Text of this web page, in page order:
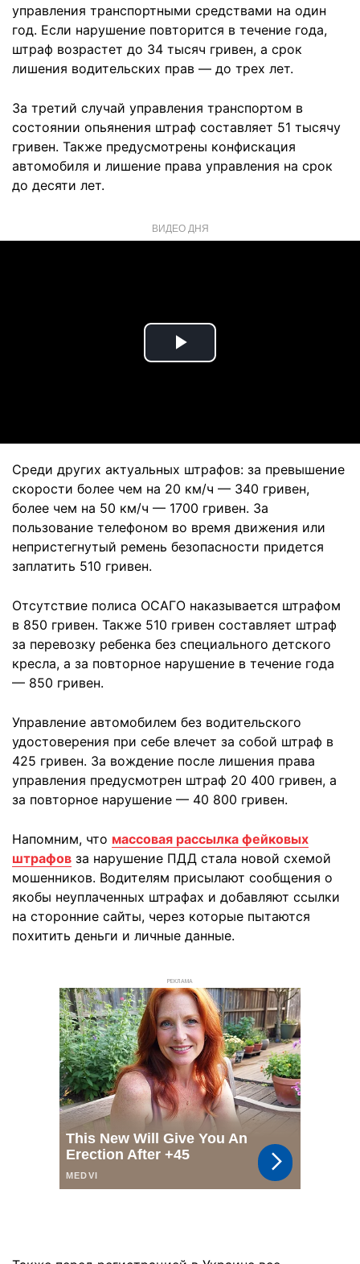
управления транспортными средствами на один
год. Если нарушение повторится в течение года,
штраф возрастет до 34 тысяч гривен, а срок
лишения водительских прав — до трех лет.
За третий случай управления транспортом в
состоянии опьянения штраф составляет 51 тысячу
гривен. Также предусмотрены конфискация
автомобиля и лишение права управления на срок
до десяти лет.
ВИДЕО ДНЯ
Play
Среди других актуальных штрафов: за превышение
скорости более чем на 20 км/ч — 340 гривен,
более чем на 50 км/ч — 1700 гривен. За
пользование телефоном во время движения или
непристегнутый ремень безопасности придется
заплатить 510 гривен.
Отсутствие полиса ОСАГО наказывается штрафом
в 850 гривен. Также 510 гривен составляет штраф
за перевозку ребенка без специального детского
кресла, а за повторное нарушение в течение года
— 850 гривен.
Управление автомобилем без водительского
удостоверения при себе влечет за собой штраф в
425 гривен. За вождение после лишения права
управления предусмотрен штраф 20 400 гривен, а
за повторное нарушение — 40 800 гривен.
Напомним, что массовая рассылка фейковых
штрафов за нарушение ПДД стала новой схемой
мошенников. Водителям присылают сообщения о
якобы неуплаченных штрафах и добавляют ссылки
на сторонние сайты, через которые пытаются
похитить деньги и личные данные.
РЕКЛАМА